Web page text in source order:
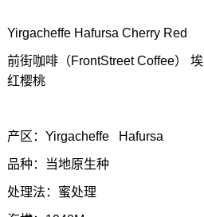
Yirgacheffe Hafursa Cherry Red
前街咖啡（FrontStreet Coffee）
红樱桃
产区：Yirgacheffe Hafursa
品种：当地原生种
处理法：蜜处理